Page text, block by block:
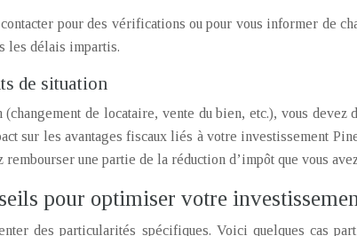
pour des vérifications ou pour vous informer de
les délais impartis.
de situation
(changement de locataire, vente du bien, etc.), vous
sur les avantages fiscaux liés à votre investissement
une partie de la réduction d’impôt que vous
pour optimiser votre
des particularités spécifiques. Voici quelques cas